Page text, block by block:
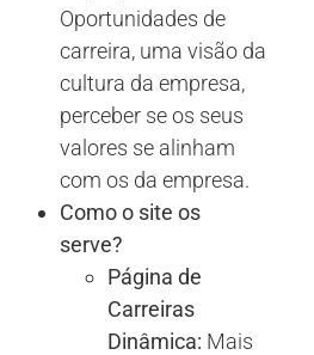
Oportunidades de
carreira, uma visão da
cultura da empresa,
perceber se os seus
valores se alinham
com os da empresa.
Como o site os
serve?
Página de
Carreiras
Dinâmica: Mais